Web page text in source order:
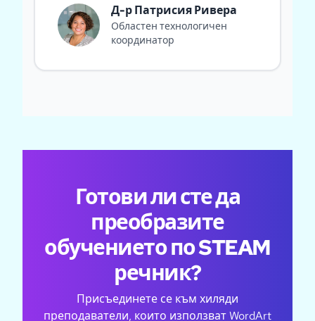
Д-р Патрисия Ривера
Областен технологичен
координатор
Готови ли сте да
преобразите
обучението по STEAM
речник?
Присъединете се към хиляди
преподаватели, които използват WordArt